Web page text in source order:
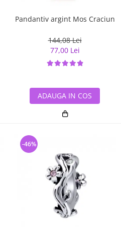
Pandantiv argint Mos Craciun
144,08 Lei
77,00 Lei
ADAUGA IN COS
-46%